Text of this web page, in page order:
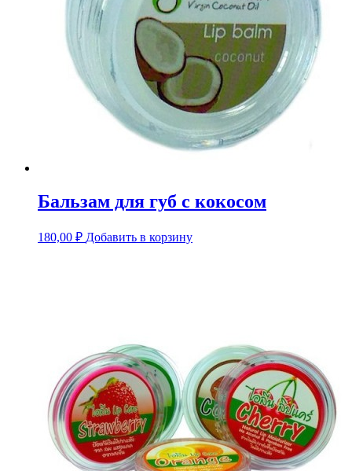
Бальзам для губ с кокосом
180,00 ₽ Добавить в корзину